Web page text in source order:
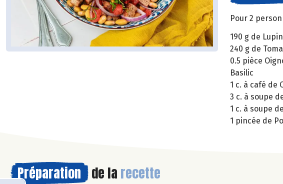
Pour 2
190 g de Lupin
240 g de
0.5 pièce
Basilic
1 c. à café de
3 c. à soupe
1 c. à soupe
1 pincée de
Préparation de la recette